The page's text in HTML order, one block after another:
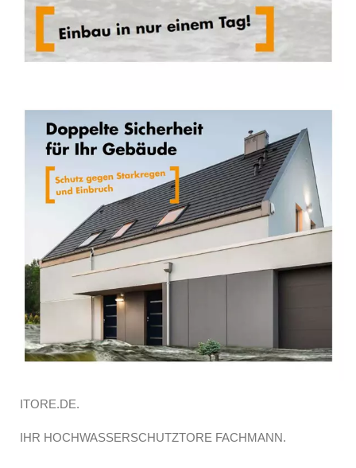
ITORE.DE.
IHR HOCHWASSERSCHUTZTORE FACHMANN.